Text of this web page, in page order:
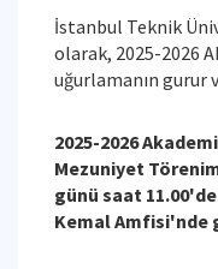
İstanbul Teknik
olarak, 2025-2026
uğurlamanın gurur
2025-2026
Mezuniyet
günü saat
Kemal